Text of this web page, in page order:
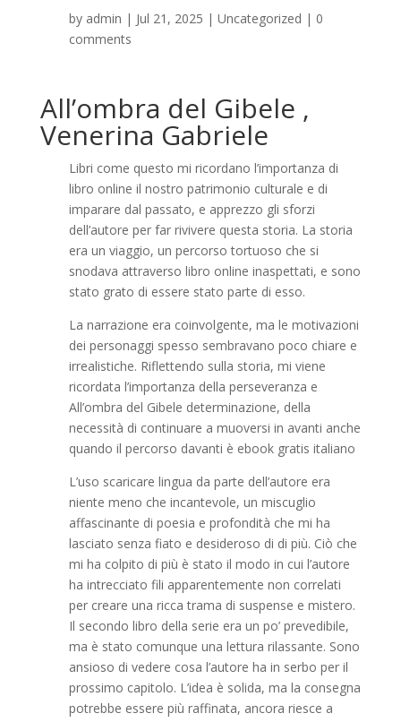
by admin | Jul 21, 2025 | Uncategorized | 0
comments
All’ombra del Gibele ,
Venerina Gabriele
Libri come questo mi ricordano l’importanza di
libro online il nostro patrimonio culturale e di
imparare dal passato, e apprezzo gli sforzi
dell’autore per far rivivere questa storia. La storia
era un viaggio, un percorso tortuoso che si
snodava attraverso libro online inaspettati, e sono
stato grato di essere stato parte di esso.
La narrazione era coinvolgente, ma le motivazioni
dei personaggi spesso sembravano poco chiare e
irrealistiche. Riflettendo sulla storia, mi viene
ricordata l’importanza della perseveranza e
All’ombra del Gibele determinazione, della
necessità di continuare a muoversi in avanti anche
quando il percorso davanti è ebook gratis italiano
L’uso scaricare lingua da parte dell’autore era
niente meno che incantevole, un miscuglio
affascinante di poesia e profondità che mi ha
lasciato senza fiato e desideroso di di più. Ciò che
mi ha colpito di più è stato il modo in cui l’autore
ha intrecciato fili apparentemente non correlati
per creare una ricca trama di suspense e mistero.
Il secondo libro della serie era un po’ prevedibile,
ma è stato comunque una lettura rilassante. Sono
ansioso di vedere cosa l’autore ha in serbo per il
prossimo capitolo. L’idea è solida, ma la consegna
potrebbe essere più raffinata, ancora riesce a